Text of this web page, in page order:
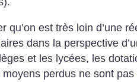
qu’on est très loin d’une
dans la perspective
et les lycées, les
perdus ne sont